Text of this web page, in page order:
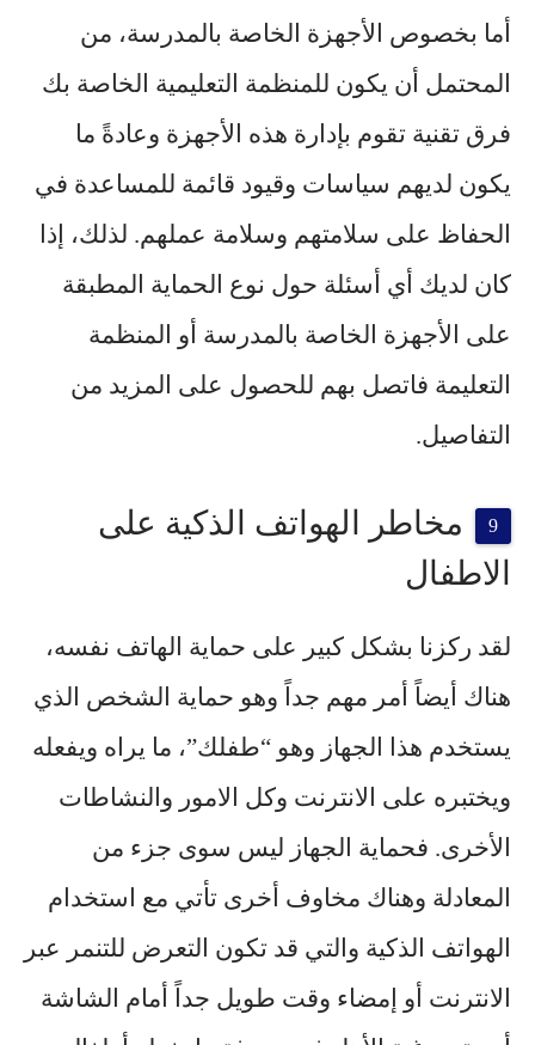
أما بخصوص الأجهزة الخاصة بالمدرسة، من
المحتمل أن يكون للمنظمة التعليمية الخاصة بك
فرق تقنية تقوم بإدارة هذه الأجهزة وعادةً ما
يكون لديهم سياسات وقيود قائمة للمساعدة في
الحفاظ على سلامتهم وسلامة عملهم. لذلك، إذا
كان لديك أي أسئلة حول نوع الحماية المطبقة
على الأجهزة الخاصة بالمدرسة أو المنظمة
التعليمة فاتصل بهم للحصول على المزيد من
التفاصيل.
مخاطر الهواتف الذكية على
الاطفال
لقد ركزنا بشكل كبير على حماية الهاتف نفسه،
هناك أيضاً أمر مهم جداً وهو حماية الشخص الذي
يستخدم هذا الجهاز وهو “طفلك”، ما يراه ويفعله
ويختبره على الانترنت وكل الامور والنشاطات
الأخرى. فحماية الجهاز ليس سوى جزء من
المعادلة وهناك مخاوف أخرى تأتي مع استخدام
الهواتف الذكية والتي قد تكون التعرض للتنمر عبر
الانترنت أو إمضاء وقت طويل جداً
أمام الشاشة